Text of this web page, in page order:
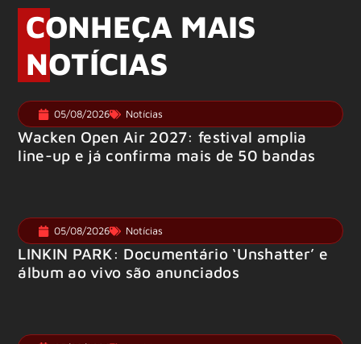
CONHEÇA MAIS
NOTÍCIAS
05/08/2026 Notícias
Wacken Open Air 2027: festival amplia
line-up e já confirma mais de 50 bandas
05/08/2026 Notícias
LINKIN PARK: Documentário ‘Unshatter’ e
álbum ao vivo são anunciados